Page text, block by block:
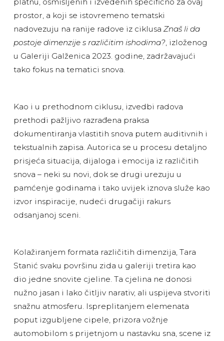
prostor, a koji se istovremeno tematski
nadovezuju na ranije radove iz ciklusa Znaš li da
postoje dimenzije s različitim ishodima?, izloženog
u Galeriji Galženica 2023. godine, zadržavajući
tako fokus na tematici snova.
Kao i u prethodnom ciklusu, izvedbi radova
prethodi pažljivo razrađena praksa
dokumentiranja vlastitih snova putem auditivnih i
tekstualnih zapisa. Autorica se u procesu detaljno
prisjeća situacija, dijaloga i emocija iz različitih
snova – neki su novi, dok se drugi urezuju u
pamćenje godinama i tako uvijek iznova služe kao
izvor inspiracije, nudeći drugačiji rakurs
odsanjanoj sceni.
Kolažiranjem formata različitih dimenzija, Tara
Stanić svaku površinu zida u galeriji tretira kao
dio jedne snovite cjeline. Ta cjelina ne donosi
nužno jasan i lako čitljiv narativ, ali uspijeva stvoriti
snažnu atmosferu. Ispreplitanjem elemenata
poput izgubljene cipele, prizora vožnje
automobilom s prijetnjom u nastavku sna, scene iz